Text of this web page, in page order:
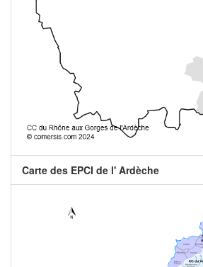
Carte des EPCI de l' Ardèche